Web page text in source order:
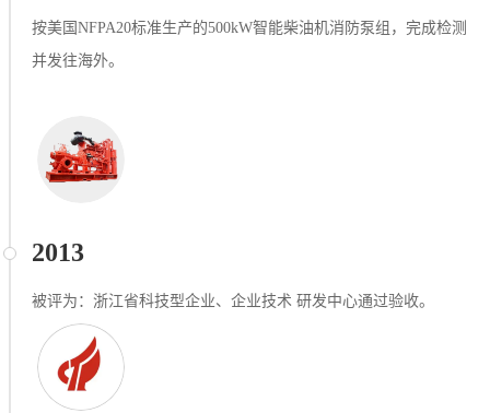
按美国NFPA20标准生产的500kW智能柴油机消防泵组，完成检测
并发往海外。
2013
被评为：浙江省科技型企业、企业技术 研发中心通过验收。